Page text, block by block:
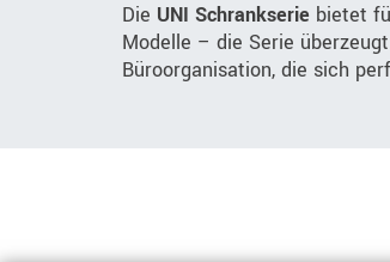
Die UNI Schrankserie bietet
Modelle – die Serie
Büroorganisation, die sich